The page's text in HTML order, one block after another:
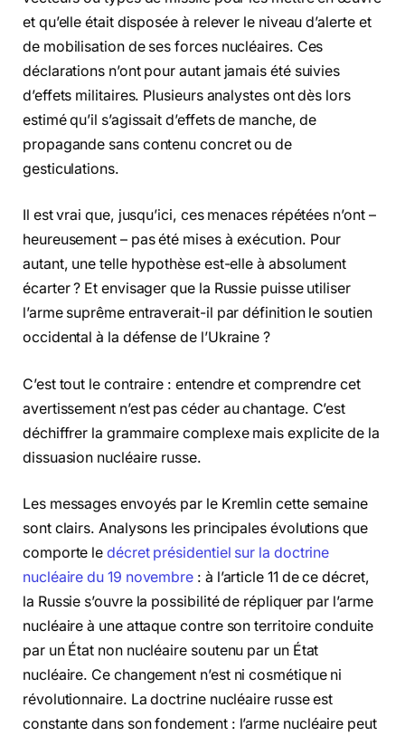
et qu’elle était disposée à relever le niveau d’alerte et
de mobilisation de ses forces nucléaires. Ces
déclarations n’ont pour autant jamais été suivies
d’effets militaires. Plusieurs analystes ont dès lors
estimé qu’il s’agissait d’effets de manche, de
propagande sans contenu concret ou de
gesticulations.
Il est vrai que, jusqu’ici, ces menaces répétées n’ont –
heureusement – pas été mises à exécution. Pour
autant, une telle hypothèse est-elle à absolument
écarter ? Et envisager que la Russie puisse utiliser
l’arme suprême entraverait-il par définition le soutien
occidental à la défense de l’Ukraine ?
C’est tout le contraire : entendre et comprendre cet
avertissement n’est pas céder au chantage. C’est
déchiffrer la grammaire complexe mais explicite de la
dissuasion nucléaire russe.
Les messages envoyés par le Kremlin cette semaine
sont clairs. Analysons les principales évolutions que
comporte ledécret présidentiel sur la doctrine
nucléaire du 19 novembre : à l’article 11 de ce décret,
la Russie s’ouvre la possibilité de répliquer par l’arme
nucléaire à une attaque contre son territoire conduite
par un État non nucléaire soutenu par un État
nucléaire. Ce changement n’est ni cosmétique ni
révolutionnaire. La doctrine nucléaire russe est
constante dans son fondement : l’arme nucléaire peut